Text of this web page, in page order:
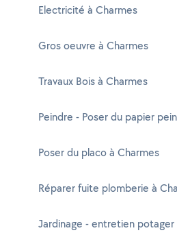
Electricité à Charmes
Gros oeuvre à Charmes
Travaux Bois à Charmes
Peindre - Poser du papier
Poser du placo à Charmes
Réparer fuite plomberie à
Jardinage - entretien potager